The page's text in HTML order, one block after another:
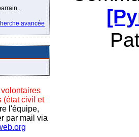
avancée
(état civil et
l'équipe,
par mail via